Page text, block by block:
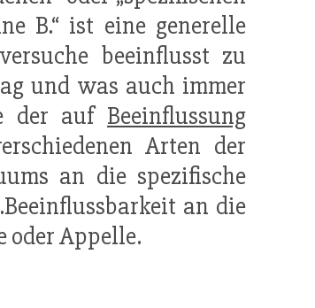
B.“ ist eine generelle
beeinflusst zu
und was auch immer
der auf Beeinflussung
Arten der
an die spezifische
an die
oder Appelle.